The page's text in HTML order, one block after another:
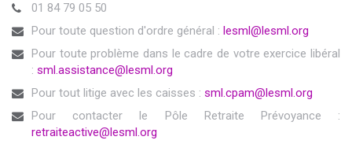
01 84 79 05 50
Pour toute question d'ordre général : lesml@lesml.org
Pour toute problème dans le cadre de votre exercice libéral
: sml.assistance@lesml.org
Pour tout litige avec les caisses : sml.cpam@lesml.org
Pour contacter le Pôle Retraite Prévoyance :
retraiteactive@lesml.org